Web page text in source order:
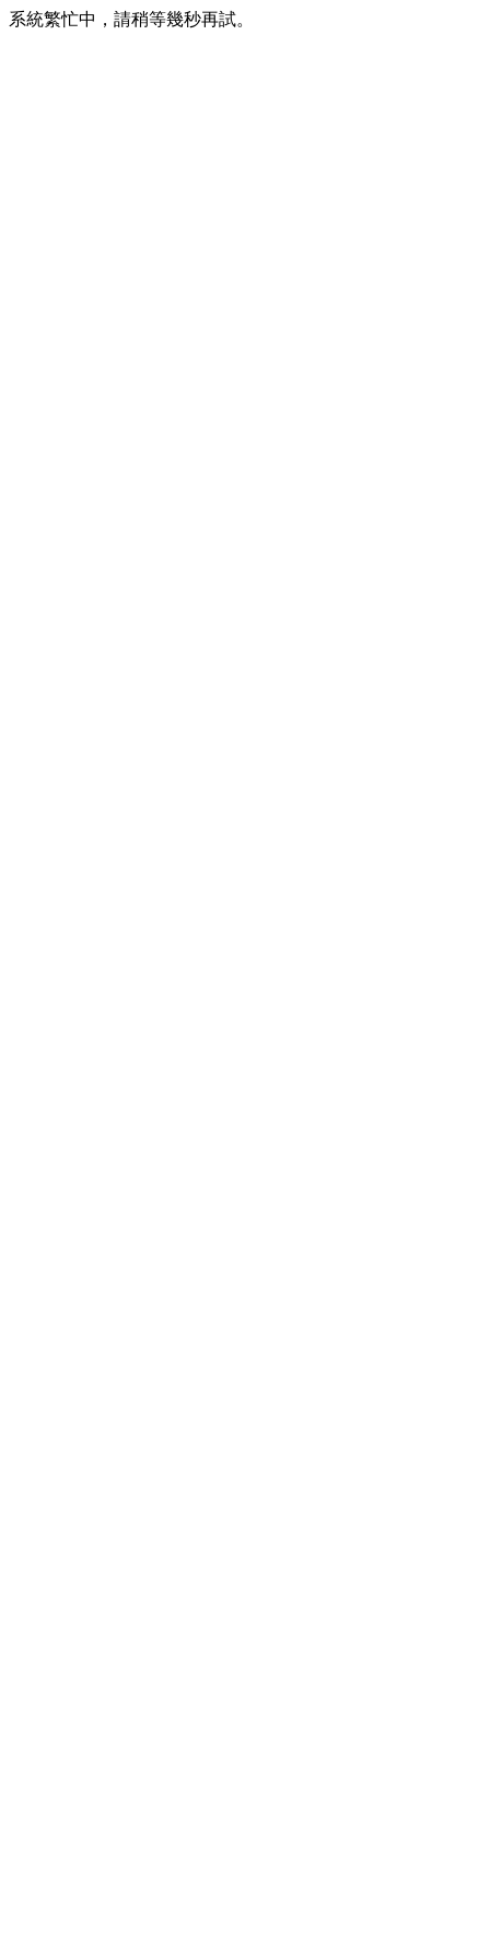
系統繁忙中，請稍等幾秒再試。